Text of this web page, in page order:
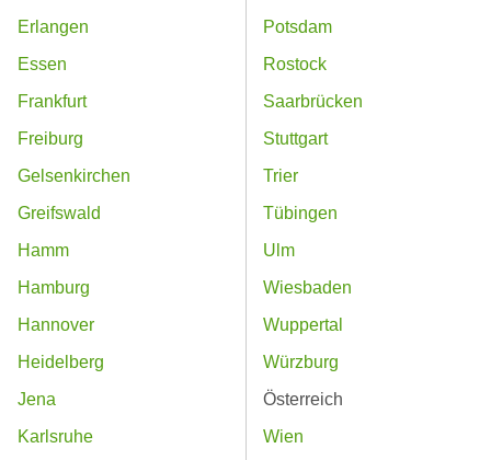
Erlangen
Essen
Frankfurt
Freiburg
Gelsenkirchen
Greifswald
Hamm
Hamburg
Hannover
Heidelberg
Jena
Karlsruhe
Potsdam
Rostock
Saarbrücken
Stuttgart
Trier
Tübingen
Ulm
Wiesbaden
Wuppertal
Würzburg
Österreich
Wien